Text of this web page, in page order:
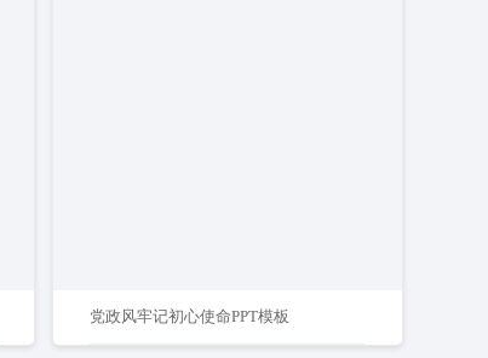
党政风牢记初心使命PPT模板